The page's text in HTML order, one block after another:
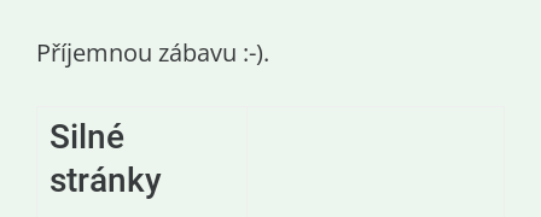
Příjemnou zábavu :-).
Silné
stránky